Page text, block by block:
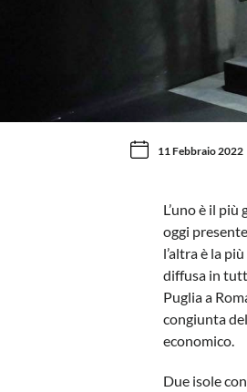
11 Febbraio 2022
L’uno è il
oggi
l’altra è la
diffusa in
Puglia a
congiunta
economico.
Due isole